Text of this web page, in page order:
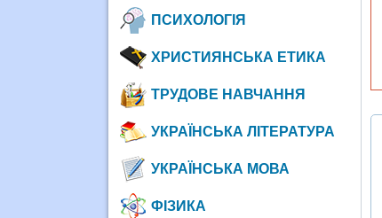
ПСИХОЛОГІЯ
ХРИСТИЯНСЬКА ЕТИКА
ТРУДОВЕ НАВЧАННЯ
УКРАЇНСЬКА ЛІТЕРАТУРА
УКРАЇНСЬКА МОВА
ФІЗИКА